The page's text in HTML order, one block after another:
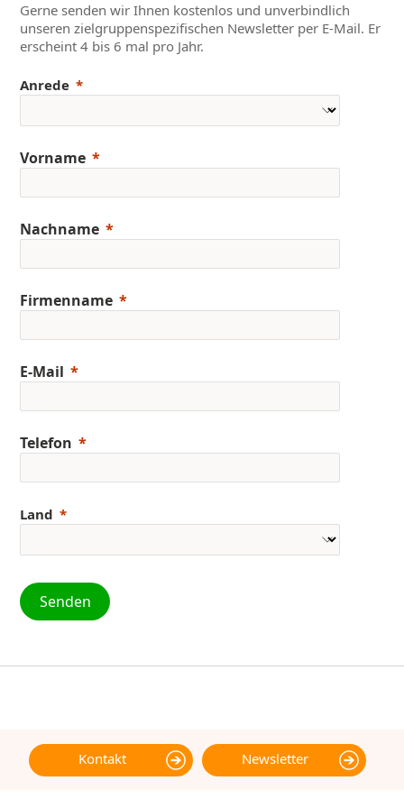
Gerne senden wir Ihnen kostenlos und unverbindlich
unseren zielgruppenspezifischen Newsletter per E-Mail. Er
erscheint 4 bis 6 mal pro Jahr.
Anrede
Vorname
Nachname
Firmenname
E-Mail
Telefon
Land
Senden
Kontakt Newsletter